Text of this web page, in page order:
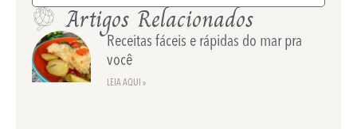
Artigos Relacionados
Receitas fáceis e rápidas do mar pra
você
LEIA AQUI »